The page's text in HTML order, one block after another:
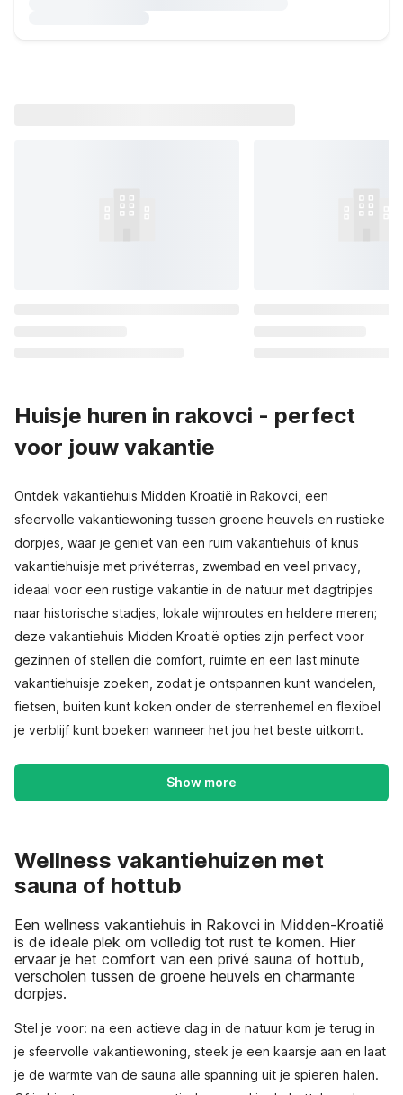
Huisje huren in rakovci - perfect
voor jouw vakantie
Ontdek vakantiehuis Midden Kroatië in Rakovci, een
sfeervolle vakantiewoning tussen groene heuvels en rustieke
dorpjes, waar je geniet van een ruim vakantiehuis of knus
vakantiehuisje met privéterras, zwembad en veel privacy,
ideaal voor een rustige vakantie in de natuur met dagtripjes
naar historische stadjes, lokale wijnroutes en heldere meren;
deze vakantiehuis Midden Kroatië opties zijn perfect voor
gezinnen of stellen die comfort, ruimte en een last minute
vakantiehuisje zoeken, zodat je ontspannen kunt wandelen,
fietsen, buiten kunt koken onder de sterrenhemel en flexibel
je verblijf kunt boeken wanneer het jou het beste uitkomt.
Show more
Wellness vakantiehuizen met
sauna of hottub
Een wellness vakantiehuis in Rakovci in Midden-Kroatië
is de ideale plek om volledig tot rust te komen. Hier
ervaar je het comfort van een privé sauna of hottub,
verscholen tussen de groene heuvels en charmante
dorpjes.
Stel je voor: na een actieve dag in de natuur kom je terug in
je sfeervolle vakantiewoning, steek je een kaarsje aan en laat
je de warmte van de sauna alle spanning uit je spieren halen.